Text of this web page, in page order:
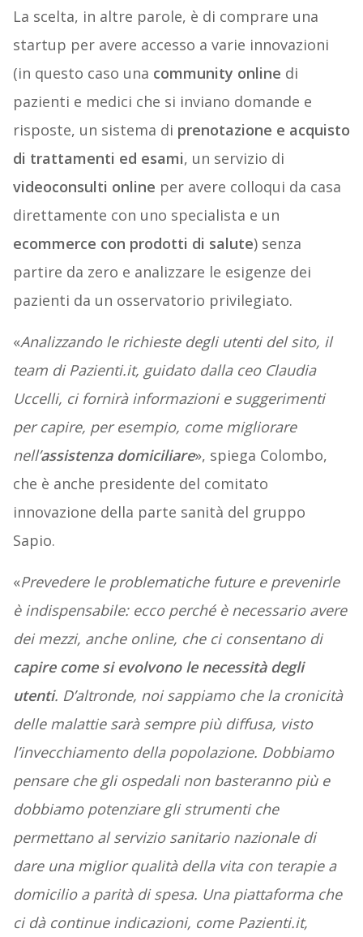
La scelta, in altre parole, è di comprare una
startup per avere accesso a varie innovazioni
(in questo caso una community online di
pazienti e medici che si inviano domande e
risposte, un sistema di prenotazione e acquisto
di trattamenti ed esami, un servizio di
videoconsulti online per avere colloqui da casa
direttamente con uno specialista e un
ecommerce con prodotti di salute) senza
partire da zero e analizzare le esigenze dei
pazienti da un osservatorio privilegiato.
«Analizzando le richieste degli utenti del sito, il
team di Pazienti.it, guidato dalla ceo Claudia
Uccelli, ci fornirà informazioni e suggerimenti
per capire, per esempio, come migliorare
nell’assistenza domiciliare», spiega Colombo,
che è anche presidente del comitato
innovazione della parte sanità del gruppo
Sapio.
«Prevedere le problematiche future e prevenirle
è indispensabile: ecco perché è necessario avere
dei mezzi, anche online, che ci consentano di
capire come si evolvono le necessità degli
utenti. D’altronde, noi sappiamo che la cronicità
delle malattie sarà sempre più diffusa, visto
l’invecchiamento della popolazione. Dobbiamo
pensare che gli ospedali non basteranno più e
dobbiamo potenziare gli strumenti che
permettano al servizio sanitario nazionale di
dare una miglior qualità della vita con terapie a
domicilio a parità di spesa. Una piattaforma che
ci dà continue indicazioni, come Pazienti.it,